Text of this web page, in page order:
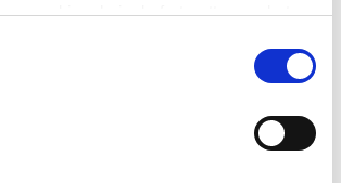
cookies, hvis du fortsætter med at
I SKOLEN BIRRA